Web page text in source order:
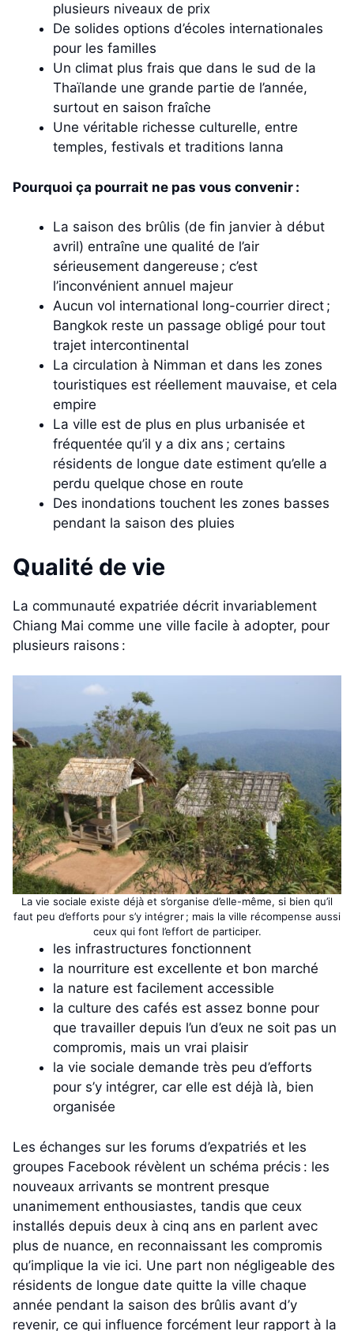
plusieurs niveaux de prix
De solides options d’écoles internationales
pour les familles
Un climat plus frais que dans le sud de la
Thaïlande une grande partie de l’année,
surtout en saison fraîche
Une véritable richesse culturelle, entre
temples, festivals et traditions lanna
Pourquoi ça pourrait ne pas vous convenir :
La saison des brûlis (de fin janvier à début
avril) entraîne une qualité de l’air
sérieusement dangereuse ; c’est
l’inconvénient annuel majeur
Aucun vol international long-courrier direct ;
Bangkok reste un passage obligé pour tout
trajet intercontinental
La circulation à Nimman et dans les zones
touristiques est réellement mauvaise, et cela
empire
La ville est de plus en plus urbanisée et
fréquentée qu’il y a dix ans ; certains
résidents de longue date estiment qu’elle a
perdu quelque chose en route
Des inondations touchent les zones basses
pendant la saison des pluies
Qualité de vie
La communauté expatriée décrit invariablement
Chiang Mai comme une ville facile à adopter, pour
plusieurs raisons :
La vie sociale existe déjà et s’organise d’elle-même, si bien qu’il
faut peu d’efforts pour s’y intégrer ; mais la ville récompense aussi
ceux qui font l’effort de participer.
les infrastructures fonctionnent
la nourriture est excellente et bon marché
la nature est facilement accessible
la culture des cafés est assez bonne pour
que travailler depuis l’un d’eux ne soit pas un
compromis, mais un vrai plaisir
la vie sociale demande très peu d’efforts
pour s’y intégrer, car elle est déjà là, bien
organisée
Les échanges sur les forums d’expatriés et les
groupes Facebook révèlent un schéma précis : les
nouveaux arrivants se montrent presque
unanimement enthousiastes, tandis que ceux
installés depuis deux à cinq ans en parlent avec
plus de nuance, en reconnaissant les compromis
qu’implique la vie ici. Une part non négligeable des
résidents de longue date quitte la ville chaque
année pendant la saison des brûlis avant d’y
revenir, ce qui influence forcément leur rapport à la